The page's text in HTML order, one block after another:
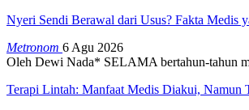
Nyeri Sendi Berawal dari Usus? Fakta Medis
Metronom 6 Agu 2026
Oleh Dewi Nada* SELAMA bertahun-tahun
Terapi Lintah: Manfaat Medis Diakui, Namun